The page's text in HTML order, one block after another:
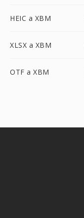
HEIC a XBM
XLSX a XBM
OTF a XBM